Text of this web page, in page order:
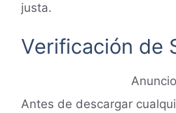
justa.
Verificación de
Antes de descargar